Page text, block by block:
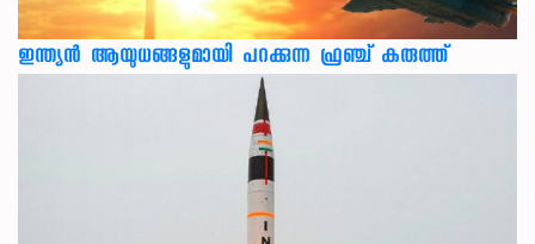
ഇന്ത്യൻ ആയുധങ്ങളുമായി പറക്കുന്ന ഫ്രഞ്ച് കരുത്ത്